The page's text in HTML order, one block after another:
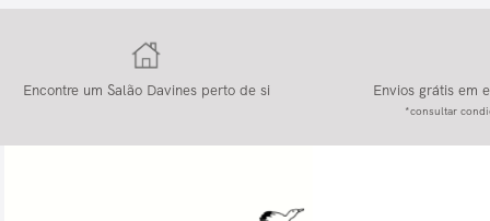
Encontre um Salão Davines perto de si Envios grátis em
*consultar